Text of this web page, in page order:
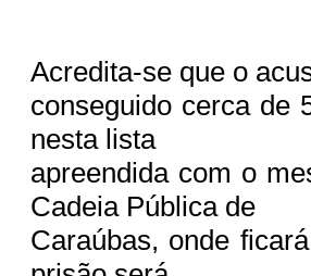
Acredita-se que o
conseguido cerca de
nesta lista
apreendida com o
Cadeia Pública de
Caraúbas, onde